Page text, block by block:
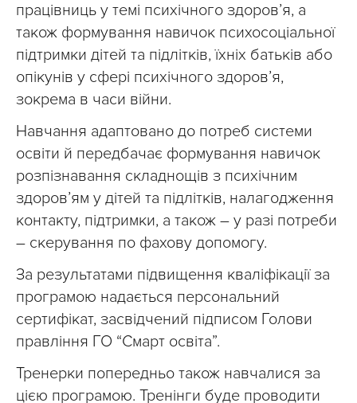
працівниць у темі психічного здоров’я, а
також формування навичок психосоціальної
підтримки дітей та підлітків, їхніх батьків або
опікунів у сфері психічного здоров’я,
зокрема в часи війни.
Навчання адаптовано до потреб системи
освіти й передбачає формування навичок
розпізнавання складнощів з психічним
здоров’ям у дітей та підлітків, налагодження
контакту, підтримки, а також – у разі потреби
– скерування по фахову допомогу.
За результатами підвищення кваліфікації за
програмою надається персональний
сертифікат, засвідчений підписом Голови
правління ГО “Смарт освіта”.
Тренерки попередньо також навчалися за
цією програмою. Тренінги буде проводити